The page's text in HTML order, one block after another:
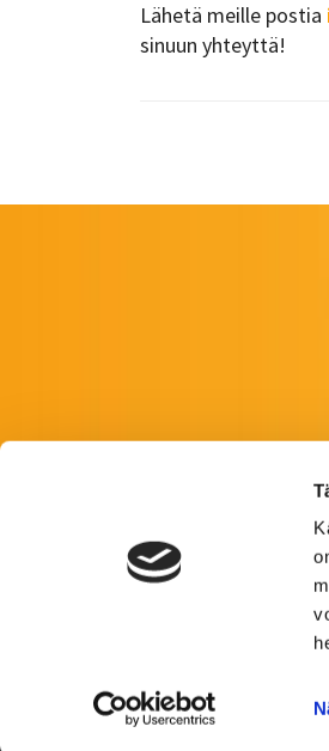
Lähetä meille postia
sinuun yhteyttä!